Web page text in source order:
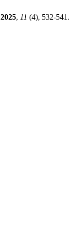
2025, 11 (4), 532-541.